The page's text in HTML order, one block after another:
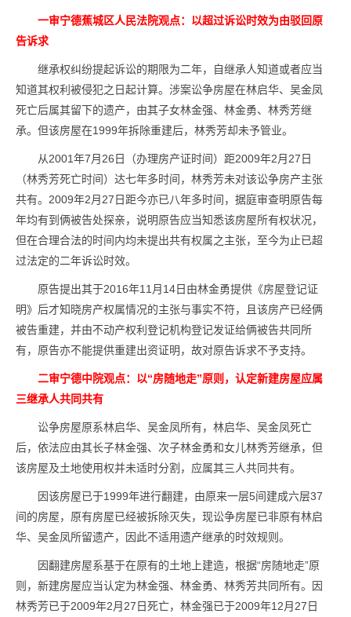
一审宁德蕉城区人民法院观点：以超过诉讼时效为由驳回原
告诉求
继承权纠纷提起诉讼的期限为二年，自继承人知道或者应当
知道其权利被侵犯之日起计算。涉案讼争房屋在林启华、吴金凤
死亡后属其留下的遗产，由其子女林金强、林金勇、林秀芳继
承。但该房屋在1999年拆除重建后，林秀芳却未予管业。
从2001年7月26日（办理房产证时间）距2009年2月27日
（林秀芳死亡时间）达七年多时间，林秀芳未对该讼争房产主张
共有。2009年2月27日距今亦已八年多时间，据庭审查明原告每
年均有到俩被告处探亲，说明原告应当知悉该房屋所有权状况，
但在合理合法的时间内均未提出共有权属之主张，至今为止已超
过法定的二年诉讼时效。
原告提出其于2016年11月14日由林金勇提供《房屋登记证
明》后才知晓房产权属情况的主张与事实不符，且该房产已经俩
被告重建，并由不动产权利登记机构登记发证给俩被告共同所
有，原告亦不能提供重建出资证明，故对原告诉求不予支持。
二审宁德中院观点：以“房随地走”原则，认定新建房屋应属
三继承人共同共有
讼争房屋原系林启华、吴金凤所有，林启华、吴金凤死亡
后，依法应由其长子林金强、次子林金勇和女儿林秀芳继承，但
该房屋及土地使用权并未适时分割，应属其三人共同共有。
因该房屋已于1999年进行翻建，由原来一层5间建成六层37
间的房屋，原有房屋已经被拆除灭失，现讼争房屋已非原有林启
华、吴金凤所留遗产，因此不适用遗产继承的时效规则。
因翻建房屋系基于在原有的土地上建造，根据“房随地走”原
则，新建房屋应当认定为林金强、林金勇、林秀芳共同所有。因
林秀芳已于2009年2月27日死亡，林金强已于2009年12月27日